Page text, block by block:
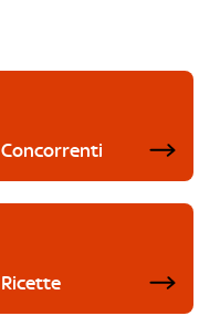
Concorrenti
Ricette